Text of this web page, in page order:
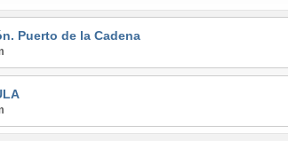
Puerto de la Cadena